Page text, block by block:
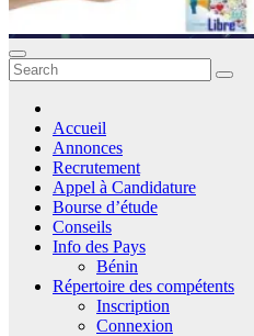
Accueil
Annonces
Recrutement
Appel à Candidature
Bourse d’étude
Conseils
Info des Pays
Bénin
Répertoire des compétents
Inscription
Connexion